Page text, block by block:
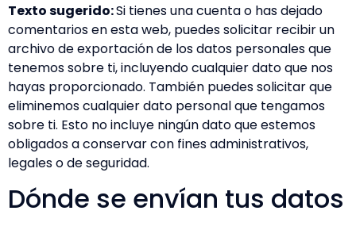
Texto sugerido:Si tienes una cuenta o has dejado
comentarios en esta web, puedes solicitar recibir un
archivo de exportación de los datos personales que
tenemos sobre ti, incluyendo cualquier dato que nos
hayas proporcionado. También puedes solicitar que
eliminemos cualquier dato personal que tengamos
sobre ti. Esto no incluye ningún dato que estemos
obligados a conservar con fines administrativos,
legales o de seguridad.
Dónde se envían tus datos